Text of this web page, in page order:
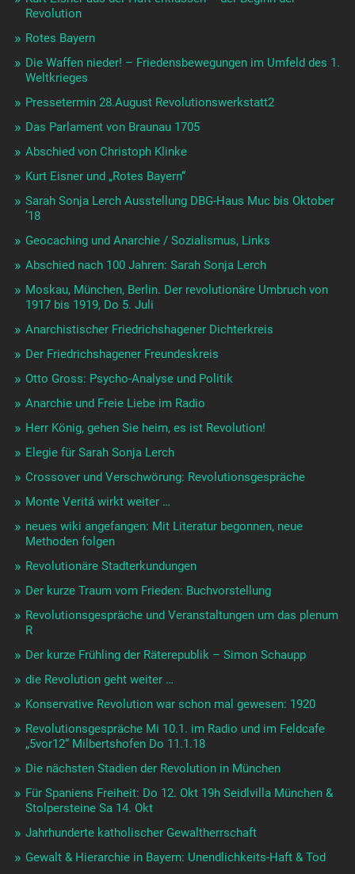
Revolution
Rotes Bayern
Die Waffen nieder! – Friedensbewegungen im Umfeld des 1.
Weltkrieges
Pressetermin 28.August Revolutionswerkstatt2
Das Parlament von Braunau 1705
Abschied von Christoph Klinke
Kurt Eisner und „Rotes Bayern“
Sarah Sonja Lerch Ausstellung DBG-Haus Muc bis Oktober
’18
Geocaching und Anarchie / Sozialismus, Links
Abschied nach 100 Jahren: Sarah Sonja Lerch
Moskau, München, Berlin. Der revolutionäre Umbruch von
1917 bis 1919, Do 5. Juli
Anarchistischer Friedrichshagener Dichterkreis
Der Friedrichshagener Freundeskreis
Otto Gross: Psycho-Analyse und Politik
Anarchie und Freie Liebe im Radio
Herr König, gehen Sie heim, es ist Revolution!
Elegie für Sarah Sonja Lerch
Crossover und Verschwörung: Revolutionsgespräche
Monte Veritá wirkt weiter …
neues wiki angefangen: Mit Literatur begonnen, neue
Methoden folgen
Revolutionäre Stadterkundungen
Der kurze Traum vom Frieden: Buchvorstellung
Revolutionsgespräche und Veranstaltungen um das plenum
R
Der kurze Frühling der Räterepublik – Simon Schaupp
die Revolution geht weiter …
Konservative Revolution war schon mal gewesen: 1920
Revolutionsgespräche Mi 10.1. im Radio und im Feldcafe
„5vor12“ Milbertshofen Do 11.1.18
Die nächsten Stadien der Revolution in München
Für Spaniens Freiheit: Do 12. Okt 19h Seidlvilla München &
Stolpersteine Sa 14. Okt
Jahrhunderte katholischer Gewaltherrschaft
Gewalt & Hierarchie in Bayern: Unendlichkeits-Haft & Tod